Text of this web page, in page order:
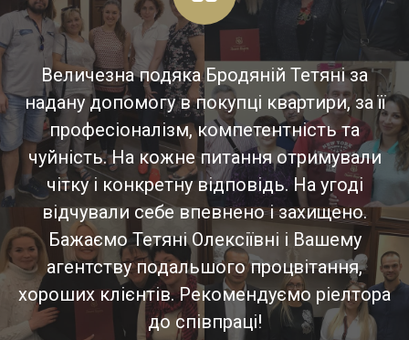
Величезна подяка Бродяній Тетяні за
надану допомогу в покупці квартири, за її
професіоналізм, компетентність та
чуйність. На кожне питання отримували
чітку і конкретну відповідь. На угоді
відчували себе впевнено і захищено.
Бажаємо Тетяні Олексіївні і Вашему
агентству подальшого процвітання,
хороших клієнтів. Рекомендуємо ріелтора
до співпраці!